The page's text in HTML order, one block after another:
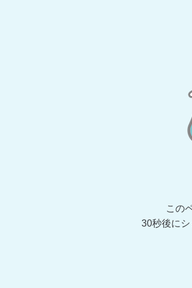
この
30秒後にシ